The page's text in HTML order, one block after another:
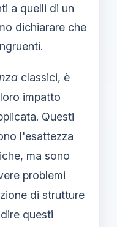
a quelli di un
dichiarare che
classici, è
impatto
Questi
l'esattezza
ma sono
problemi
di strutture
questi